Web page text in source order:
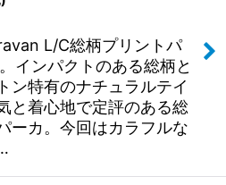
L/C総柄プリントパ
インパクトのある総柄と
ン特有のナチュラルテイ
と着心地で定評のある総
ーカ。今回はカラフルな